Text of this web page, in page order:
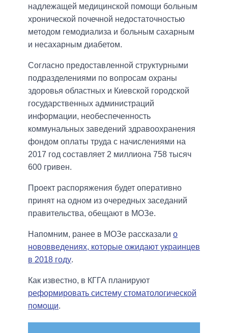
надлежащей медицинской помощи больным
хронической почечной недостаточностью
методом гемодиализа и больным сахарным
и несахарным диабетом.
Согласно предоставленной структурными
подразделениями по вопросам охраны
здоровья областных и Киевской городской
государственных администраций
информации, необеспеченность
коммунальных заведений здравоохранения
фондом оплаты труда с начислениями на
2017 год составляет 2 миллиона 758 тысяч
600 гривен.
Проект распоряжения будет оперативно
принят на одном из очередных заседаний
правительства, обещают в МОЗе.
Напомним, ранее в МОЗе рассказали о
нововведениях, которые ожидают украинцев
в 2018 году.
Как известно, в КГГА планируют
реформировать систему стоматологической
помощи.